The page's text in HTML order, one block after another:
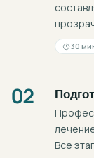
30
02
Все